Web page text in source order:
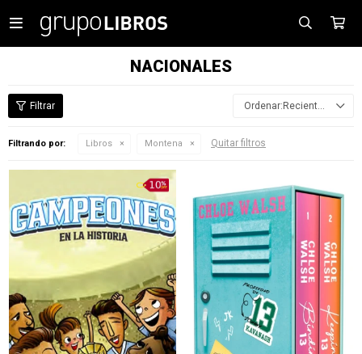

NACIONALES
Recientes
Filtrando por: Libros Montena Quitar filtros